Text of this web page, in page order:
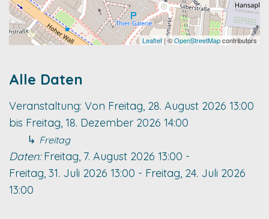
Leaflet| ©OpenStreetMapcontributors
Alle Daten
Veranstaltung: Von Freitag, 28. August 2026 13:00
bis Freitag, 18. Dezember 2026 14:00
↳ Freitag
Daten:Freitag, 7. August 2026 13:00 -
Freitag, 31. Juli 2026 13:00 - Freitag, 24. Juli 2026
13:00